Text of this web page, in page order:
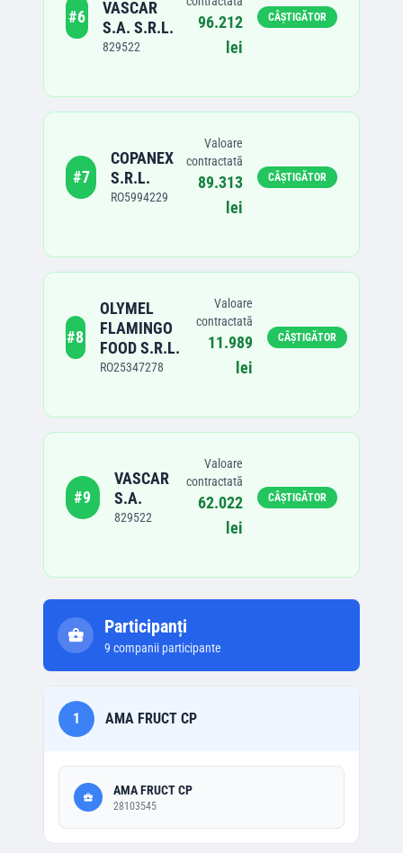
#6
VASCAR
S.A. S.R.L.
829522
96.212
lei
CÂȘTIGĂTOR
#7
COPANEX
S.R.L.
RO5994229
Valoare
contractată
89.313
lei
CÂȘTIGĂTOR
#8
OLYMEL
FLAMINGO
FOOD S.R.L.
RO25347278
Valoare
contractată
11.989
lei
CÂȘTIGĂTOR
#9
VASCAR
S.A.
829522
Valoare
contractată
62.022
lei
CÂȘTIGĂTOR
Participanți
9 companii participante
1 AMA FRUCT CP
AMA FRUCT CP
28103545